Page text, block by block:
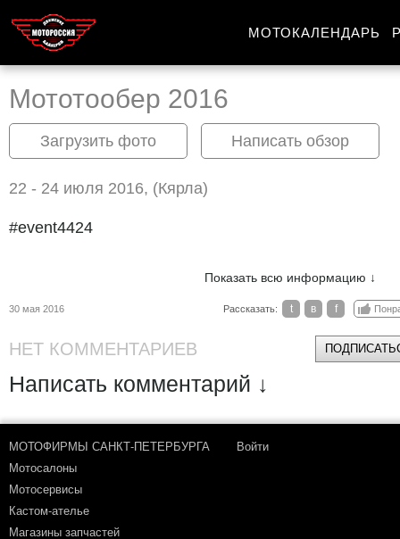
МОТОКАЛЕНДАРЬ
Мототообер 2016
Загрузить фото Написать обзор
22 - 24 июля 2016, (Кярла)
#event4424
Показать всю информацию ↓
30 мая 2016 Рассказать: t в f
НЕТ КОММЕНТАРИЕВ
Написать комментарий ↓
МОТОФИРМЫ САНКТ-ПЕТЕРБУРГА
Мотосалоны
Мотосервисы
Кастом-ателье
Магазины запчастей
Войти